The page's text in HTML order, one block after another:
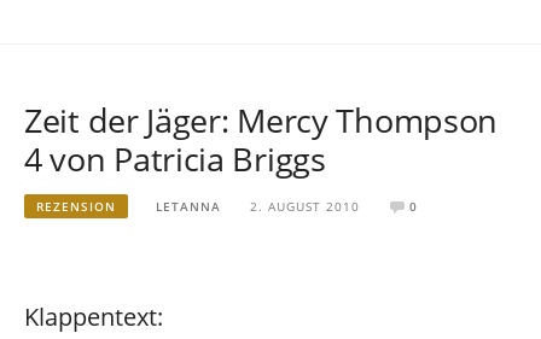
Zeit der Jäger: Mercy Thompson
4 von Patricia Briggs
REZENSION LETANNA 2. AUGUST 2010 0
Klappentext: